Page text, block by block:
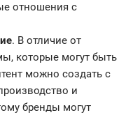
отношения с
. В отличие от
которые могут быть
можно создать с
и
бренды могут